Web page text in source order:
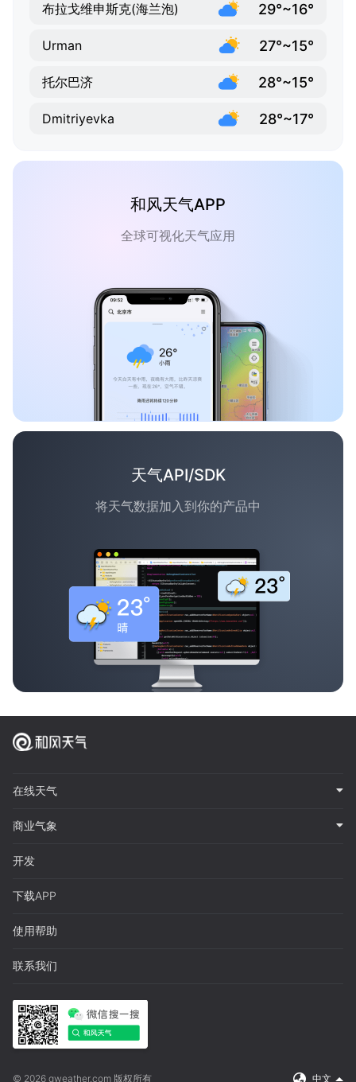
布拉戈维申斯克(海兰泡) 29°~16°
Urman 27°~15°
托尔巴济 28°~15°
Dmitriyevka 28°~17°
和风天气APP
全球可视化天气应用
天气API/SDK
将天气数据加入到你的产品中
在线天气
商业气象
开发
下载APP
使用帮助
联系我们
© 2026 qweather.com 版权所有 中文